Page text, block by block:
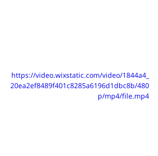
https://video.wixstatic.com/video/1844a4_
20ea2ef8489f401c8285a6196d1dbc8b/480
p/mp4/file.mp4